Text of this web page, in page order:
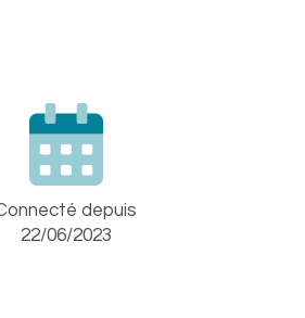
depuis
22/06/2023